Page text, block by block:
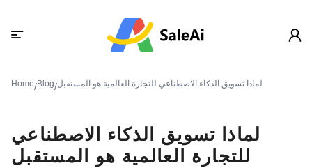
Home/Blog/لماذا تسويق الذكاء الاصطناعي للتجارة العالمية هو المستقبل
لماذا تسويق الذكاء الاصطناعي
للتجارة العالمية هو المستقبل